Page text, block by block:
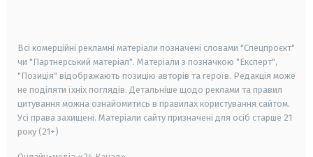
Всі комерційні рекламні матеріали позначені словами "Спецпроєкт"
чи "Партнерський матеріал". Матеріали з позначкою "Експерт",
"Позиція" відображають позицію авторів та героїв. Редакція може
не поділяти їхніх поглядів. Детальніше щодо реклами та правил
цитування можна ознайомитись в правилах користування сайтом.
Усі права захищені. Матеріали сайту призначені для осіб старше 21
року (21+)